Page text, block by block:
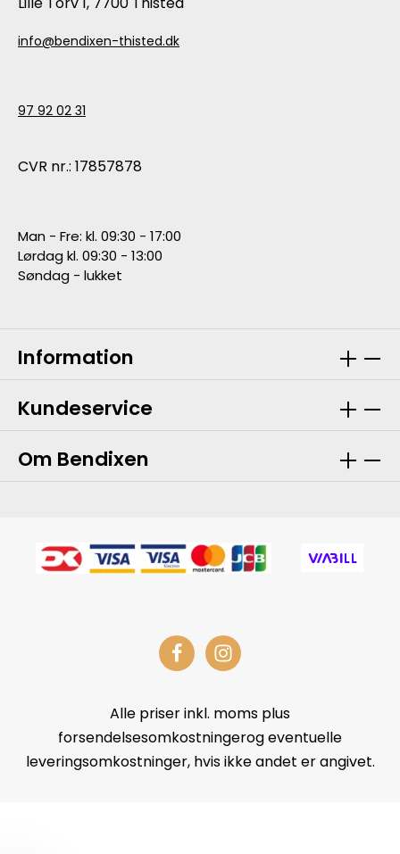
info@bendixen-thisted.dk
97 92 02 31
CVR nr.: 17857878
Man - Fre: kl. 09:30 - 17:00
Lørdag kl. 09:30 - 13:00
Søndag - lukket
Information
Kundeservice
Om Bendixen
Alle priser inkl. moms plus
forsendelsesomkostningerog eventuelle
leveringsomkostninger, hvis ikke andet er angivet.